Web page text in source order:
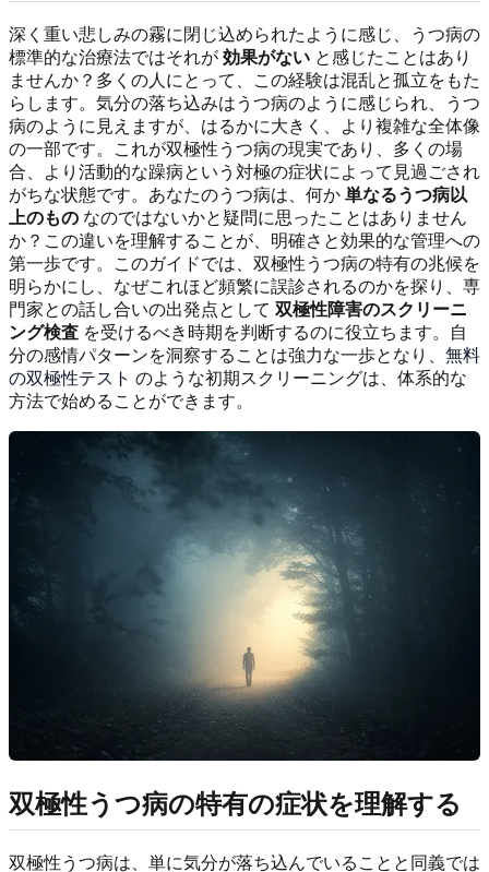
深く重い悲しみの霧に閉じ込められたように感じ、うつ病の
標準的な治療法ではそれが 効果がない と感じたことはあり
ませんか？多くの人にとって、この経験は混乱と孤立をもた
らします。気分の落ち込みはうつ病のように感じられ、うつ
病のように見えますが、はるかに大きく、より複雑な全体像
の一部です。これが双極性うつ病の現実であり、多くの場
合、より活動的な躁病という対極の症状によって見過ごされ
がちな状態です。あなたのうつ病は、何か 単なるうつ病以
上のもの なのではないかと疑問に思ったことはありません
か？この違いを理解することが、明確さと効果的な管理への
第一歩です。このガイドでは、双極性うつ病の特有の兆候を
明らかにし、なぜこれほど頻繁に誤診されるのかを探り、専
門家との話し合いの出発点として 双極性障害のスクリーニ
ング検査 を受けるべき時期を判断するのに役立ちます。自
分の感情パターンを洞察することは強力な一歩となり、 無料
の双極性テスト のような初期スクリーニングは、体系的な
方法で始めることができます。
双極性うつ病の特有の症状を理解する
双極性うつ病は、単に気分が落ち込んでいることと同義では